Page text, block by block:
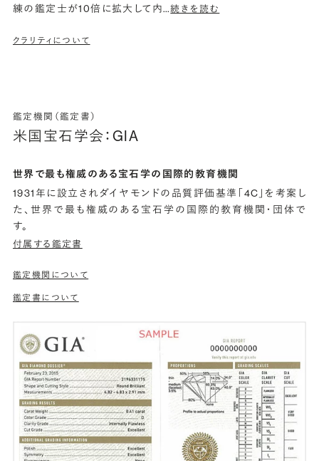
練の鑑定士が10倍に拡大して内…続きを読む
クラリティについて
鑑定機関（鑑定書）
米国宝石学会：GIA
世界で最も権威のある宝石学の国際的教育機関
1931年に設立されダイヤモンドの品質評価基準「4C」を考案し
た、世界で最も権威のある宝石学の国際的教育機関・団体で
す。
付属する鑑定書
鑑定機関について
鑑定書について